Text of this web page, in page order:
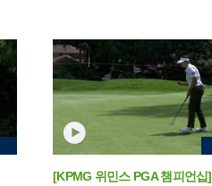
[KPMG 위민스 PGA 챔피언십]